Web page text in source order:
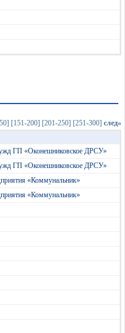
[151-200] [201-250] [251-300] след»
ГП «Оконешниковское ДРСУ»
ГП «Оконешниковское ДРСУ»
«Коммунальник»
«Коммунальник»